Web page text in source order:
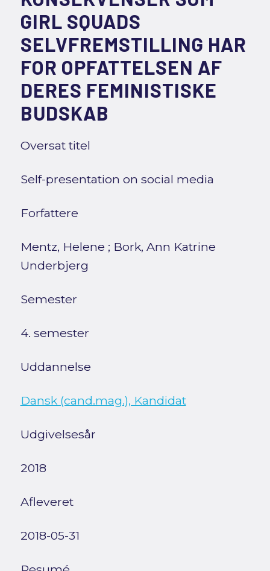
GIRL SQUADS
SELVFREMSTILLING HAR
FOR OPFATTELSEN AF
DERES FEMINISTISKE
BUDSKAB
Oversat titel
Self-presentation on social media
Forfattere
Mentz, Helene ; Bork, Ann Katrine
Underbjerg
Semester
4. semester
Uddannelse
Dansk (cand.mag.), Kandidat
Udgivelsesår
2018
Afleveret
2018-05-31